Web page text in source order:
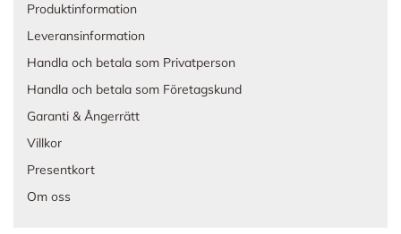
Produktinformation
Leveransinformation
Handla och betala som Privatperson
Handla och betala som Företagskund
Garanti & Ångerrätt
Villkor
Presentkort
Om oss